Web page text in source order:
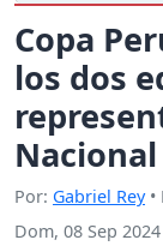
Copa
los dos
Nacional
Por: Gabriel Rey•
Dom, 08 Sep